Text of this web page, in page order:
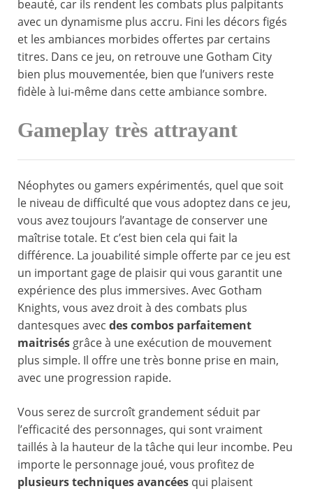
beauté, car ils rendent les combats plus palpitants
avec un dynamisme plus accru. Fini les décors figés
et les ambiances morbides offertes par certains
titres. Dans ce jeu, on retrouve une Gotham City
bien plus mouvementée, bien que l’univers reste
fidèle à lui-même dans cette ambiance sombre.
Gameplay très attrayant
Néophytes ou gamers expérimentés, quel que soit
le niveau de difficulté que vous adoptez dans ce jeu,
vous avez toujours l’avantage de conserver une
maîtrise totale. Et c’est bien cela qui fait la
différence. La jouabilité simple offerte par ce jeu est
un important gage de plaisir qui vous garantit une
expérience des plus immersives. Avec Gotham
Knights, vous avez droit à des combats plus
dantesques avec des combos parfaitement
maitrisés grâce à une exécution de mouvement
plus simple. Il offre une très bonne prise en main,
avec une progression rapide.
Vous serez de surcroît grandement séduit par
l’efficacité des personnages, qui sont vraiment
taillés à la hauteur de la tâche qui leur incombe. Peu
importe le personnage joué, vous profitez de
plusieurs techniques avancées qui plaisent